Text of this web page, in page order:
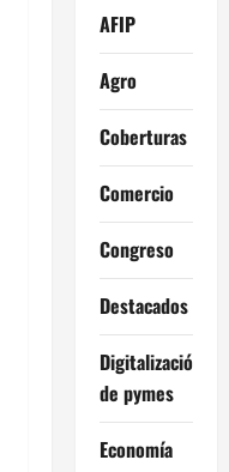
AFIP
Agro
Coberturas
Comercio
Congreso
Destacados
Digitalización
de pymes
Economía